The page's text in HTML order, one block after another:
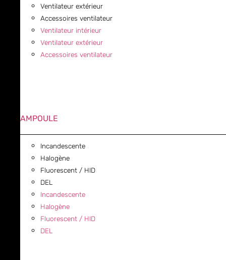
Ventilateur extérieur
Accessoires ventilateur
Ventilateur intérieur
Ventilateur extérieur
Accessoires ventilateur
AMPOULE
Incandescente
Halogène
Fluorescent / HID
DEL
Incandescente
Halogène
Fluorescent / HID
DEL